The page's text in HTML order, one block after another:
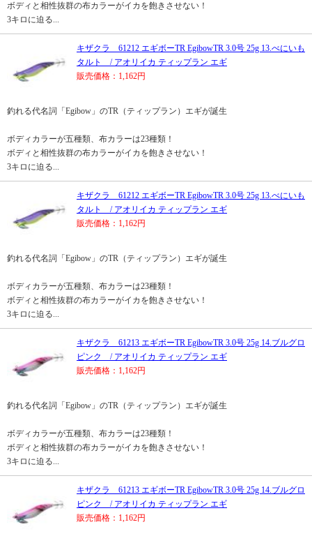
ボディと相性抜群の布カラーがイカを飽きさせない！
3キロに迫る...
キザクラ 61212 エギボーTR EgibowTR 3.0号 25g 13.べにいも
タルト / アオリイカ ティップラン エギ
販売価格：1,162円
釣れる代名詞「Egibow」のTR（ティップラン）エギが誕生
ボディカラーが五種類、布カラーは23種類！
ボディと相性抜群の布カラーがイカを飽きさせない！
3キロに迫る...
キザクラ 61212 エギボーTR EgibowTR 3.0号 25g 13.べにいも
タルト / アオリイカ ティップラン エギ
販売価格：1,162円
釣れる代名詞「Egibow」のTR（ティップラン）エギが誕生
ボディカラーが五種類、布カラーは23種類！
ボディと相性抜群の布カラーがイカを飽きさせない！
3キロに迫る...
キザクラ 61213 エギボーTR EgibowTR 3.0号 25g 14.ブルグロ
ピンク / アオリイカ ティップラン エギ
販売価格：1,162円
釣れる代名詞「Egibow」のTR（ティップラン）エギが誕生
ボディカラーが五種類、布カラーは23種類！
ボディと相性抜群の布カラーがイカを飽きさせない！
3キロに迫る...
キザクラ 61213 エギボーTR EgibowTR 3.0号 25g 14.ブルグロ
ピンク / アオリイカ ティップラン エギ
販売価格：1,162円